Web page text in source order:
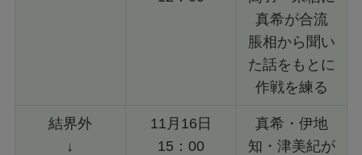
真希が合流
脹相から聞い
た話をもとに
作戦を練る
結界外
↓
11月16日
15：00
真希・伊地
知・津美紀が